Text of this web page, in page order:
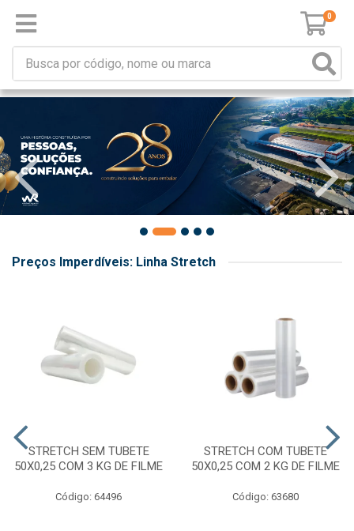
0
Preços Imperdíveis: Linha Stretch
STRETCH SEM TUBETE
50X0,25 COM 3 KG DE FILME
Código: 64496
STRETCH COM TUBETE
50X0,25 COM 2 KG DE FILME
Código: 63680